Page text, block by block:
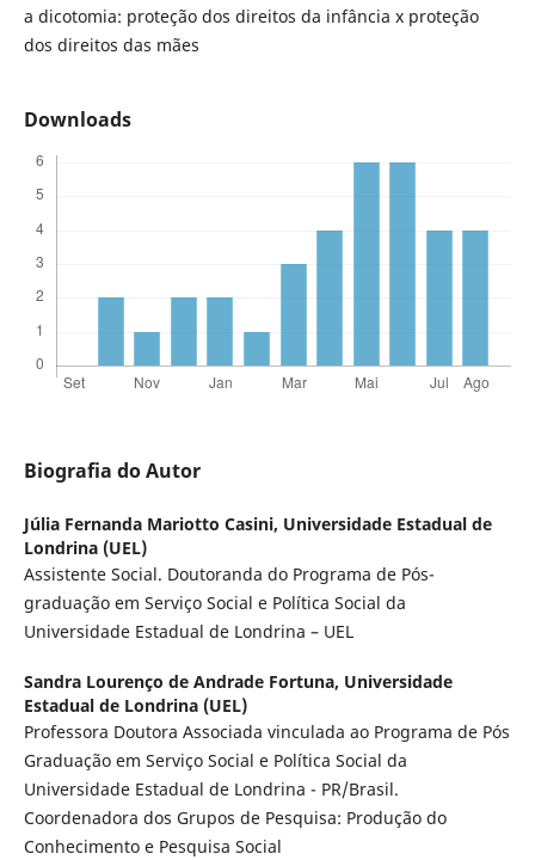
a dicotomia: proteção dos direitos da infância x proteção
dos direitos das mães
Downloads
Biografia do Autor
Júlia Fernanda Mariotto Casini, Universidade Estadual de
Londrina (UEL)
Assistente Social. Doutoranda do Programa de Pós-
graduação em Serviço Social e Política Social da
Universidade Estadual de Londrina – UEL
Sandra Lourenço de Andrade Fortuna, Universidade
Estadual de Londrina (UEL)
Professora Doutora Associada vinculada ao Programa de Pós
Graduação em Serviço Social e Política Social da
Universidade Estadual de Londrina - PR/Brasil.
Coordenadora dos Grupos de Pesquisa: Produção do
Conhecimento e Pesquisa Social